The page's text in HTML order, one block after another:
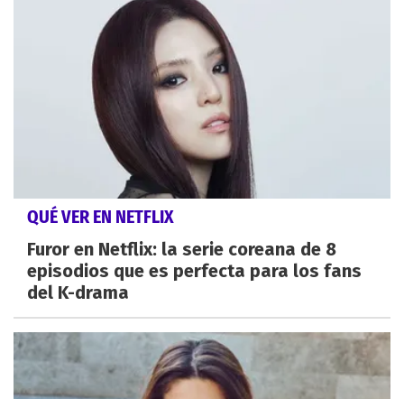
QUÉ VER EN NETFLIX
Furor en Netflix: la serie coreana de 8
episodios que es perfecta para los fans
del K-drama